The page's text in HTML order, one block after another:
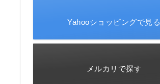
Yahooショッピングで見る
メルカリで探す